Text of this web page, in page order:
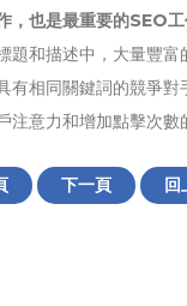
，也是最重要的SEO工
題和描述中，大量豐
有相同關鍵詞的競爭對
注意力和增加點擊次數
下一頁 回